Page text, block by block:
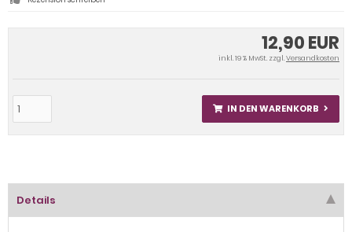
12,90 EUR
inkl. 19 % MwSt. zzgl.Versandkosten
IN DEN WARENKORB
Details